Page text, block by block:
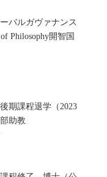
バルガヴァナンス
Philosophy開智国
期課程退学（2023
助教